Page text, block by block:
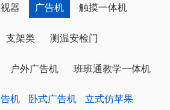
器 广告机 触摸一体机
支架类 测温安检门
户外广告机 班班通教学一体机
机 卧式广告机
立式仿苹果